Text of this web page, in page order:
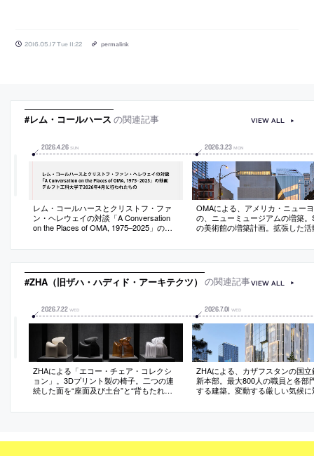
2016.05.17 Tue 11:22 permalink
#レム・コールハース の関連記事
2026.4.26 SUN
レム・コールハースとクリストフ・ファ
ン・ヘレウェイの対談「A Conversation
on the Places of OMA, 1975–2025」の動
れたもの
2026.3.23 MON
OMAによる、アメリカ・ニュー
の、ニューミュージアムの増築。
の美術館の増築計画。拡張した活
果を生む“一対”であると同時に“
リー・垂直動線・集いの場”を追
VIEW ALL
#ZHA（旧ザハ・ハディド・アーキテクツ） の関連記事
2026.7.22 WED
ZHAによる「エコー・チェア・コレクシ
ョン」。3Dプリント製の椅子。二つの連
続した面を“座面及び土台”と“背もたれ及
学の境界を無くす。新たなエコシステム
2026.7.01 WED
ZHAによる、カザフスタンの国立
新本部。最大800人の職員と各部
する建築。変動する厳しい気候に
流れ・共用部などを集約する構成
VIEW ALL